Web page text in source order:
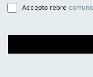
Accepto rebre